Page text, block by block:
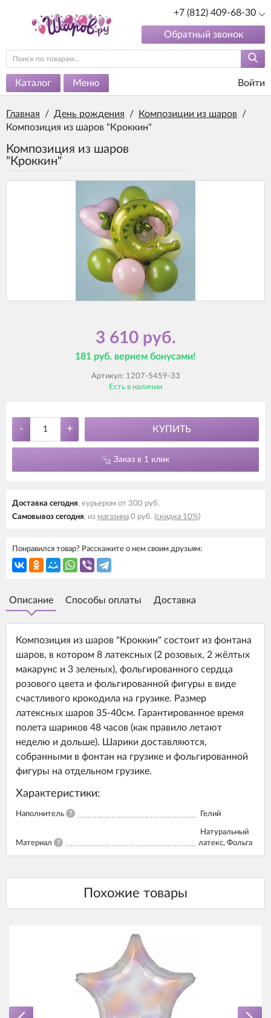
+7 (812) 409-68-30
Обратный звонок
Каталог Меню Войти
Главная / День рождения / Композиции из шаров /
Композиция из шаров "Кроккин"
Композиция из шаров
"Кроккин"
3 610 руб.
181 руб. вернем бонусами!
Артикул: 1207-5459-33
Есть в наличии
- + КУПИТЬ
Заказ в 1 клик
Доставка cегодня, курьером от 300 руб.
Самовывоз cегодня, из магазина 0 руб. (скидка 10%)
Понравился товар? Расскажите о нем своим друзьям:
Описание Способы оплаты Доставка
Композиция из шаров "Кроккин" состоит из фонтана
шаров, в котором 8 латексных (2 розовых, 2 жёлтых
макарунс и 3 зеленых), фольгированного сердца
розового цвета и фольгированной фигуры в виде
счастливого крокодила на грузике. Размер
латексных шаров 35-40см. Гарантированное время
полета шариков 48 часов (как правило летают
неделю и дольше). Шарики доставляются,
собранными в фонтан на грузике и фольгированной
фигуры на отдельном грузике.
Характеристики:
Наполнитель ? Гелий
Материал ?
Натуральный
латекс, Фольга